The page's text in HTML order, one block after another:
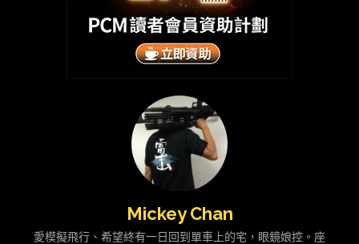
Mickey Chan
愛模擬飛行、希望終有一日回到單車上的宅，眼鏡娘控。座